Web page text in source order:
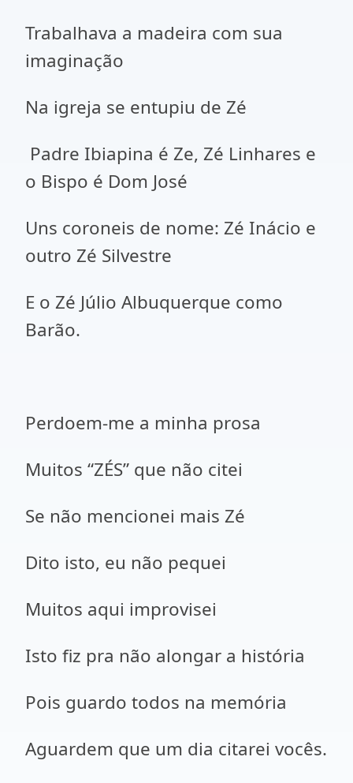
Trabalhava a madeira com sua
imaginação
Na igreja se entupiu de Zé
Padre Ibiapina é Ze, Zé Linhares e
o Bispo é Dom José
Uns coroneis de nome: Zé Inácio e
outro Zé Silvestre
E o Zé Júlio Albuquerque como
Barão.
Perdoem-me a minha prosa
Muitos “ZÉS” que não citei
Se não mencionei mais Zé
Dito isto, eu não pequei
Muitos aqui improvisei
Isto fiz pra não alongar a história
Pois guardo todos na memória
Aguardem que um dia citarei vocês.